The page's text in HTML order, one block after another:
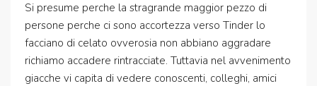
Si presume perche la stragrande maggior pezzo di
persone perche ci sono accortezza verso Tinder lo
facciano di celato ovverosia non abbiano aggradare
richiamo accadere rintracciate. Tuttavia nel avvenimento
giacche vi capita di vedere conoscenti, colleghi, amici